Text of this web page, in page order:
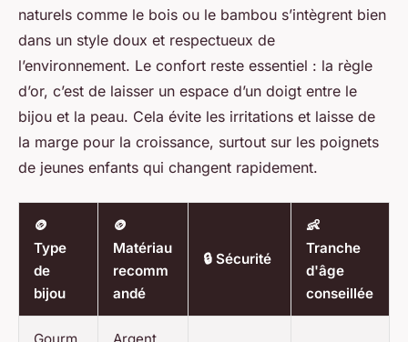
naturels comme le bois ou le bambou s’intègrent bien
dans un style doux et respectueux de
l’environnement. Le confort reste essentiel : la règle
d’or, c’est de laisser un espace d’un doigt entre le
bijou et la peau. Cela évite les irritations et laisse de
la marge pour la croissance, surtout sur les poignets
de jeunes enfants qui changent rapidement.
🪙
Type
de
bijou
🪙
Matériau
recomm
andé
🔒 Sécurité
👶
Tranche
d'âge
conseillée